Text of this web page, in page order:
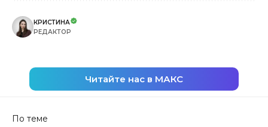
КРИСТИНА
РЕДАКТОР
Читайте нас в МАКС
По теме